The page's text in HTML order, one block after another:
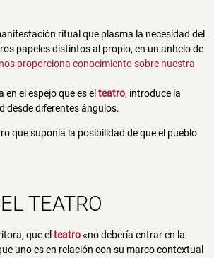
ritual que plasma la necesidad del
papeles distintos al propio, en un anhelo de
proporciona conocimiento sobre nuestra
en el espejo que es elteatro, introduce la
desde diferentes ángulos.
que suponía la posibilidad de que el pueblo
TEATRO
que elteatro «no debería entrar en la
uno es en relación con su marco contextual